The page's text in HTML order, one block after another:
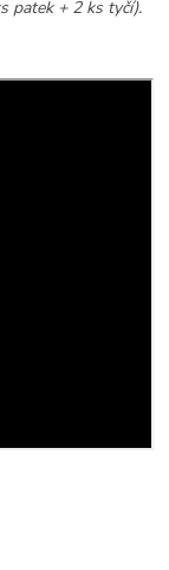
patek + 2 ks tyčí).